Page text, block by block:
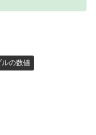
の数値